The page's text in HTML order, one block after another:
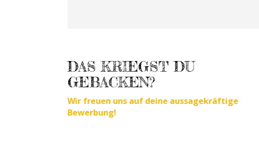
DAS KRIEGST DU
GEBACKEN?
Wir freuen uns auf deine aussagekräftige
Bewerbung!